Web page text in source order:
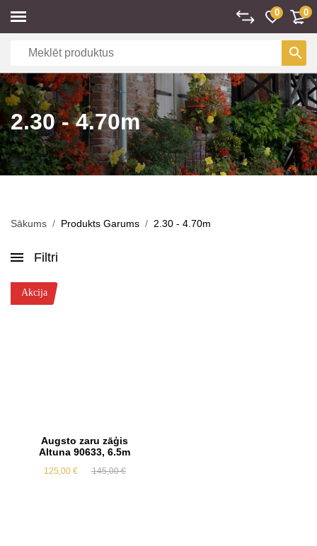
0 0
2.30 - 4.70m
Sākums Produkts Garums 2.30 - 4.70m
Filtri
Akcija
Augsto zaru zāģis
Altuna 90633, 6.5m
145,00€Original
125,00 €
Current